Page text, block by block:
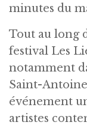
minutes du
Tout au long
festival Les
notamment
Saint-
événement
artistes